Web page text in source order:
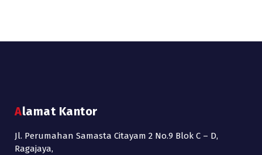
Alamat Kantor
Jl. Perumahan Samasta Citayam 2 No.9 Blok C – D,
Ragajaya,